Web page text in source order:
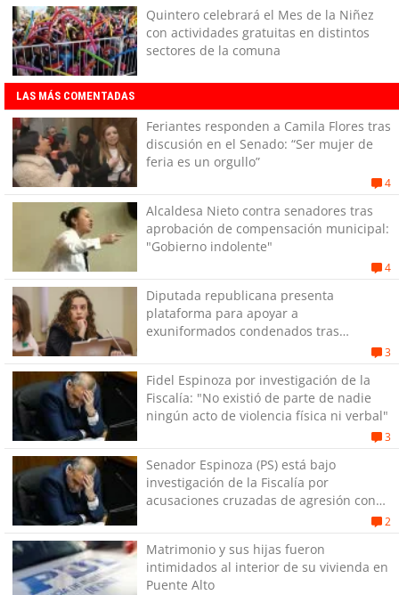
Quintero celebrará el Mes de la Niñez
con actividades gratuitas en distintos
sectores de la comuna
LAS MÁS COMENTADAS
Feriantes responden a Camila Flores tras
discusión en el Senado: “Ser mujer de
feria es un orgullo”
4
Alcaldesa Nieto contra senadores tras
aprobación de compensación municipal:
"Gobierno indolente"
4
Diputada republicana presenta
plataforma para apoyar a
exuniformados condenados tras
3
Fidel Espinoza por investigación de la
Fiscalía: "No existió de parte de nadie
ningún acto de violencia física ni verbal"
3
Senador Espinoza (PS) está bajo
investigación de la Fiscalía por
acusaciones cruzadas de agresión con
2
Matrimonio y sus hijas fueron
intimidados al interior de su vivienda en
Puente Alto